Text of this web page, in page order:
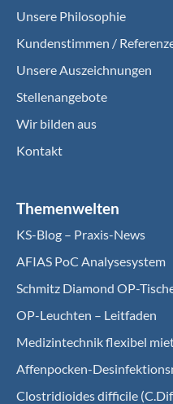
Unsere Philosophie
Kundenstimmen /
Unsere Auszeichnungen
Stellenangebote
Wir bilden aus
Kontakt
Themenwelten
KS-Blog – Praxis-News
AFIAS PoC Analysesystem
Schmitz Diamond OP-
OP-Leuchten – Leitfaden
Medizintechnik flexibel
Affenpocken-
Clostridioides difficile